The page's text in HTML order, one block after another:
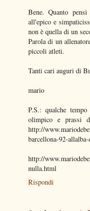
Bene. Quanto
all'epico e
non è quella di un
Parola di un
piccoli atleti.
Tanti cari auguri di
mario
P.S.: qualche
olimpico e prassi
http://
barcellona-92-
http://
nulla.html
Rispondi